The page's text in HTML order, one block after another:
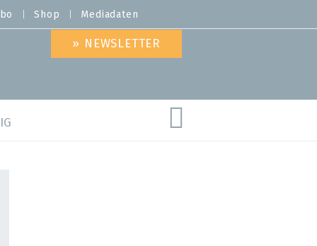
Shop Mediadaten
» NEWSLETTER